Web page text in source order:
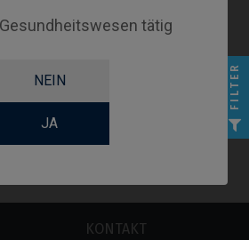
tätig
NEIN
JA
KONTAKT
FILTER